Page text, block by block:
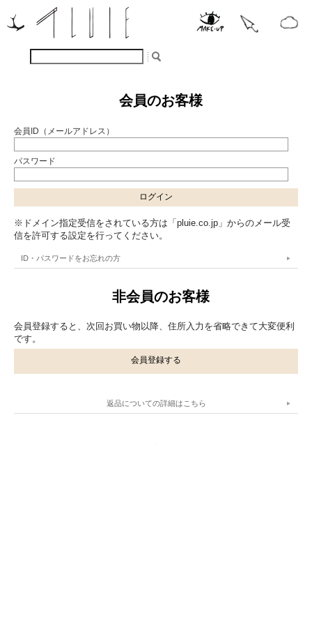
会員のお客様
会員ID（メールアドレス）
パスワード
※ドメイン指定受信をされている方は「pluie.co.jp」からのメール受
信を許可する設定を行ってください。
ID・パスワードをお忘れの方
非会員のお客様
会員登録すると、次回お買い物以降、住所入力を省略できて大変便利
です。
会員登録する
返品についての詳細はこちら